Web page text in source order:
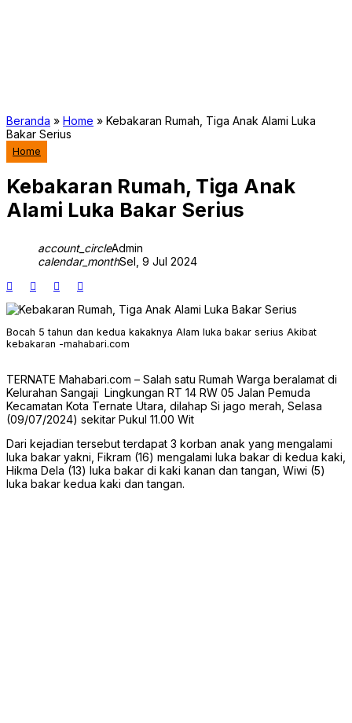
Beranda » Home » Kebakaran Rumah, Tiga Anak Alami Luka
Bakar Serius
Home
Kebakaran Rumah, Tiga Anak
Alami Luka Bakar Serius
account_circleAdmin
calendar_monthSel, 9 Jul 2024
Bocah 5 tahun dan kedua kakaknya Alam luka bakar serius Akibat
kebakaran -mahabari.com
TERNATE Mahabari.com – Salah satu Rumah Warga beralamat di
Kelurahan Sangaji Lingkungan RT 14 RW 05 Jalan Pemuda
Kecamatan Kota Ternate Utara, dilahap Si jago merah, Selasa
(09/07/2024) sekitar Pukul 11.00 Wit
Dari kejadian tersebut terdapat 3 korban anak yang mengalami
luka bakar yakni, Fikram (16) mengalami luka bakar di kedua kaki,
Hikma Dela (13) luka bakar di kaki kanan dan tangan, Wiwi (5)
luka bakar kedua kaki dan tangan.